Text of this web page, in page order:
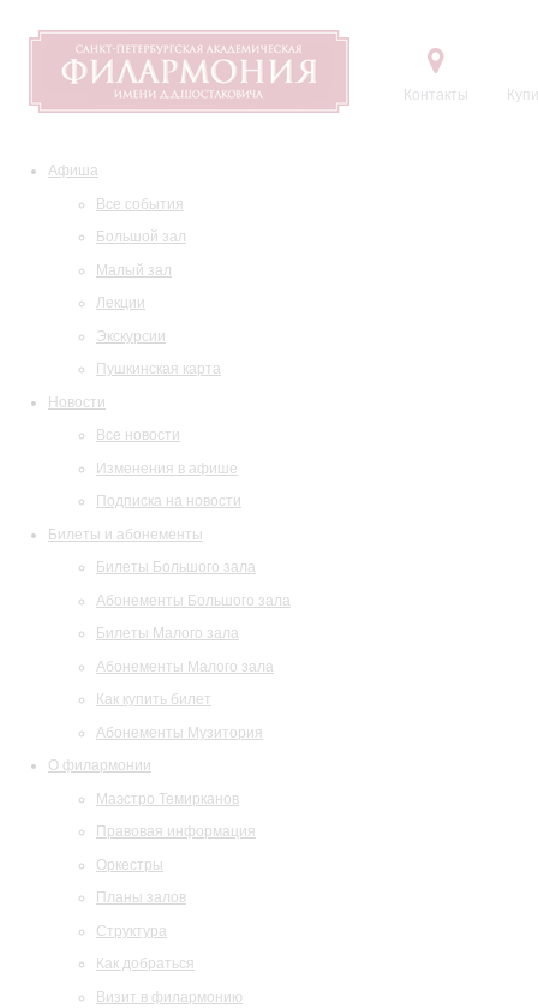
Контакты
Афиша
Все события
Большой зал
Малый зал
Лекции
Экскурсии
Пушкинская карта
Новости
Все новости
Изменения в афише
Подписка на новости
Билеты и абонементы
Билеты Большого зала
Абонементы Большого зала
Билеты Малого зала
Абонементы Малого зала
Как купить билет
Абонементы Музитория
О филармонии
Маэстро Темирканов
Правовая информация
Оркестры
Планы залов
Структура
Как добраться
Визит в филармонию